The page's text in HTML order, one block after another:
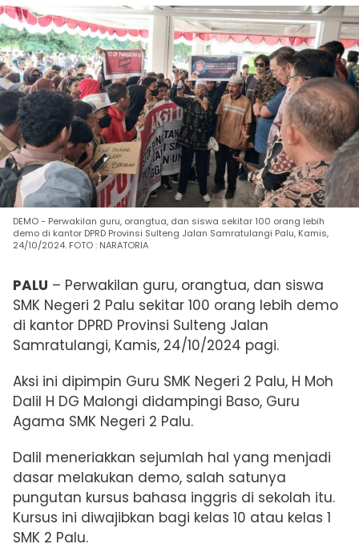
DEMO - Perwakilan guru, orangtua, dan siswa sekitar 100 orang lebih
demo di kantor DPRD Provinsi Sulteng Jalan Samratulangi Palu, Kamis,
24/10/2024. FOTO : NARATORIA
PALU – Perwakilan guru, orangtua, dan siswa
SMK Negeri 2 Palu sekitar 100 orang lebih demo
di kantor DPRD Provinsi Sulteng Jalan
Samratulangi, Kamis, 24/10/2024 pagi.
Aksi ini dipimpin Guru SMK Negeri 2 Palu, H Moh
Dalil H DG Malongi didampingi Baso, Guru
Agama SMK Negeri 2 Palu.
Dalil meneriakkan sejumlah hal yang menjadi
dasar melakukan demo, salah satunya
pungutan kursus bahasa inggris di sekolah itu.
Kursus ini diwajibkan bagi kelas 10 atau kelas 1
SMK 2 Palu.